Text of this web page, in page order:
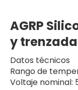
AGRP
y trenzada
Datos técnicos
Rango de
Voltaje nominal: